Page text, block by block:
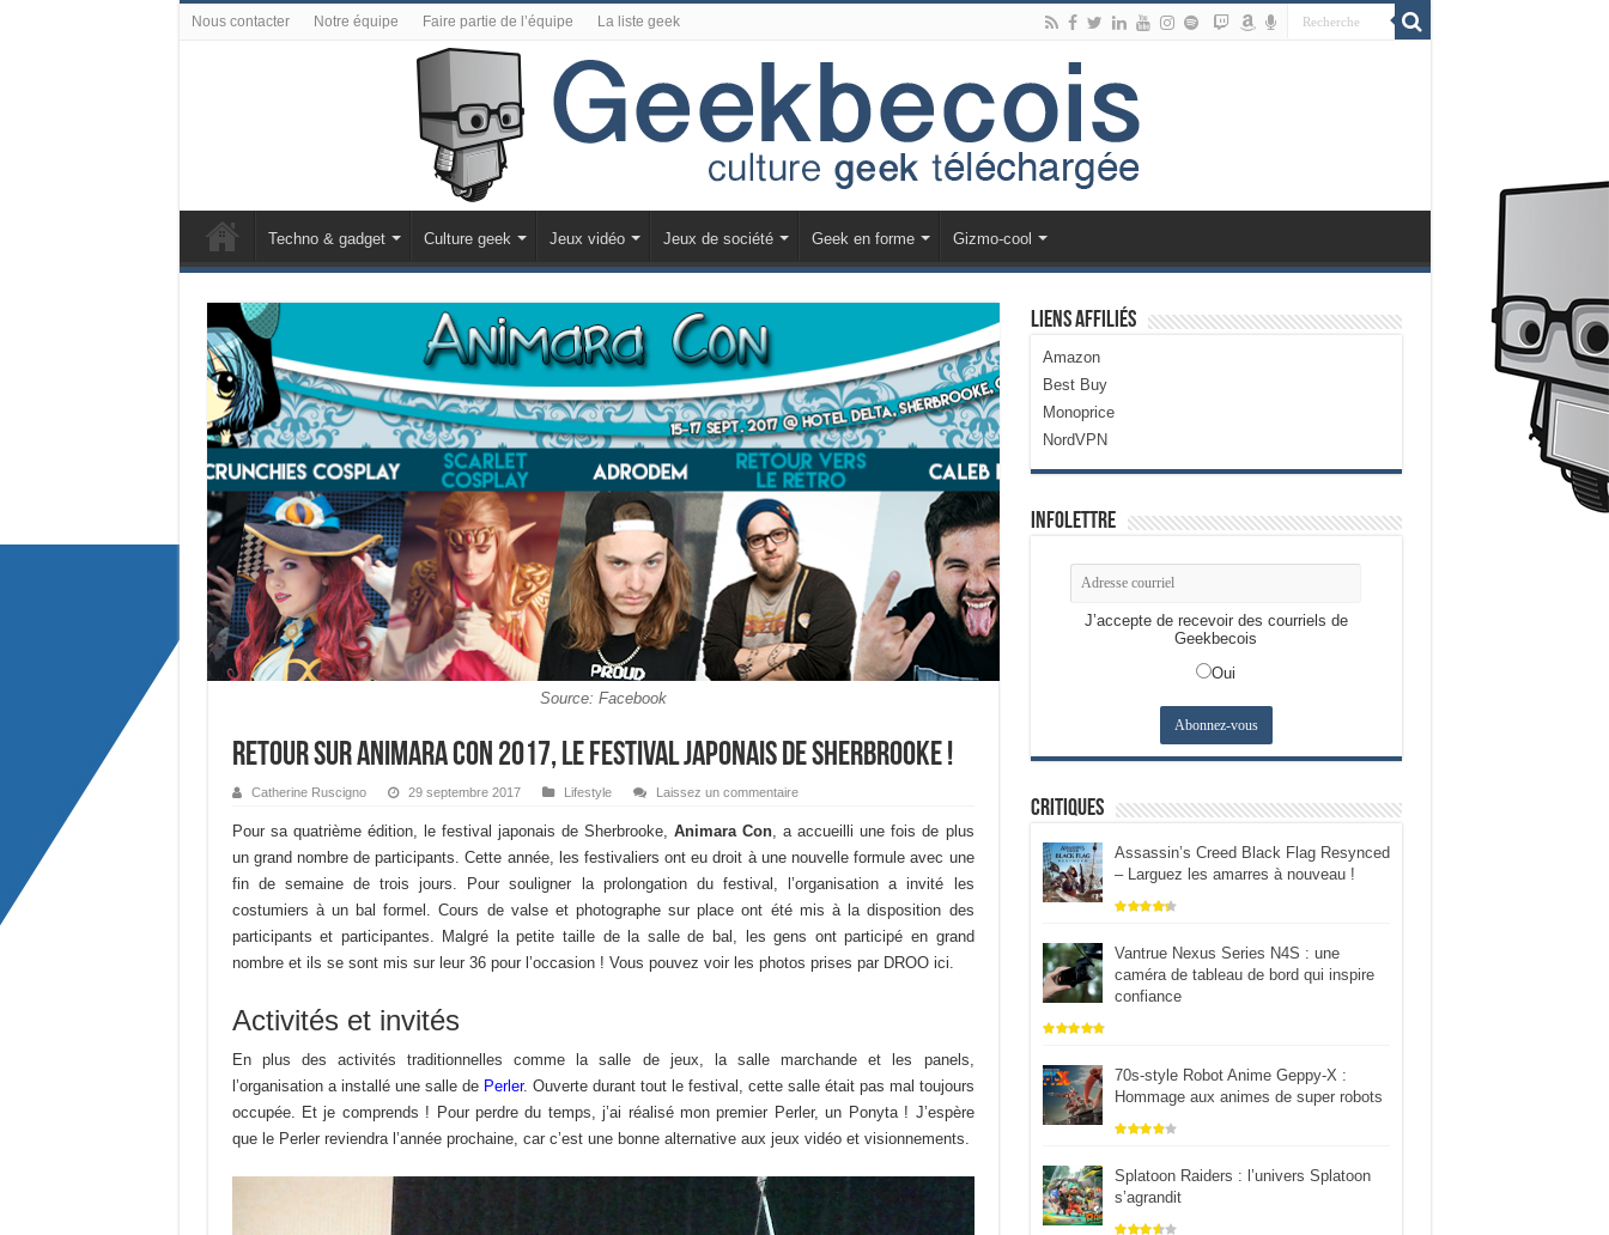
Nous contacter Notre équipe Faire partie de l’équipe La liste geek
Techno & gadget Culture geek Jeux vidéo Jeux de société Geek en forme Gizmo-cool
Source: Facebook
Retour sur Animara Con 2017, le festival japonais de Sherbrooke !
Catherine Ruscigno 29 septembre 2017 Lifestyle Laissez un commentaire
Pour sa quatrième édition, le festival japonais de Sherbrooke,Animara Con , a accueilli une fois de plus
un grand nombre de participants. Cette année, les festivaliers ont eu droit à une nouvelle formule avec une
fin de semaine de trois jours. Pour souligner la prolongation du festival, l’organisation a invité les
costumiers à un bal formel. Cours de valse et photographe sur place ont été mis à la disposition des
participants et participantes. Malgré la petite taille de la salle de bal, les gens ont participé en grand
nombre et ils se sont mis sur leur 36 pour l’occasion ! Vous pouvez voir les photos prises par DROO ici.
Activités et invités
En plus des activités traditionnelles comme la salle de jeux, la salle marchande et les panels,
l’organisation a installé une salle de Perler. Ouverte durant tout le festival, cette salle était pas mal toujours
occupée. Et je comprends ! Pour perdre du temps, j’ai réalisé mon premier Perler, un Ponyta ! J’espère
que le Perler reviendra l’année prochaine, car c’est une bonne alternative aux jeux vidéo et visionnements.
Liens Affiliés
Amazon
Best Buy
Monoprice
NordVPN
Infolettre
J’accepte de recevoir des courriels de
Geekbecois
Oui
Critiques
Assassin’s Creed Black Flag Resynced
– Larguez les amarres à nouveau !
Vantrue Nexus Series N4S : une
caméra de tableau de bord qui inspire
confiance
70s-style Robot Anime Geppy-X :
Hommage aux animes de super robots
Splatoon Raiders : l’univers Splatoon
s’agrandit